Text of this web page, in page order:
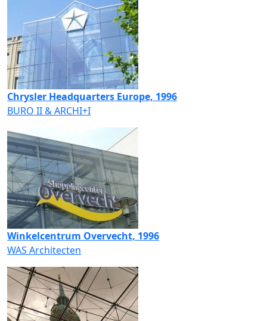
Chrysler Headquarters Europe, 1996
BURO II & ARCHI+I
Winkelcentrum Overvecht, 1996
WAS Architecten